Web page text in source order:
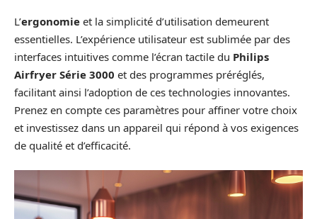
L’ergonomie et la simplicité d’utilisation demeurent
essentielles. L’expérience utilisateur est sublimée par des
interfaces intuitives comme l’écran tactile du Philips
Airfryer Série 3000 et des programmes préréglés,
facilitant ainsi l’adoption de ces technologies innovantes.
Prenez en compte ces paramètres pour affiner votre choix
et investissez dans un appareil qui répond à vos exigences
de qualité et d’efficacité.